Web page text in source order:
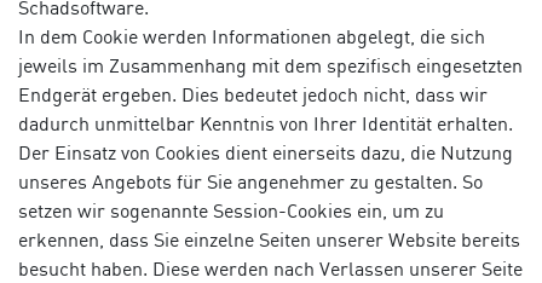
Schadsoftware.
In dem Cookie werden Informationen abgelegt, die sich
jeweils im Zusammenhang mit dem spezifisch eingesetzten
Endgerät ergeben. Dies bedeutet jedoch nicht, dass wir
dadurch unmittelbar Kenntnis von Ihrer Identität erhalten.
Der Einsatz von Cookies dient einerseits dazu, die Nutzung
unseres Angebots für Sie angenehmer zu gestalten. So
setzen wir sogenannte Session-Cookies ein, um zu
erkennen, dass Sie einzelne Seiten unserer Website bereits
besucht haben. Diese werden nach Verlassen unserer Seite